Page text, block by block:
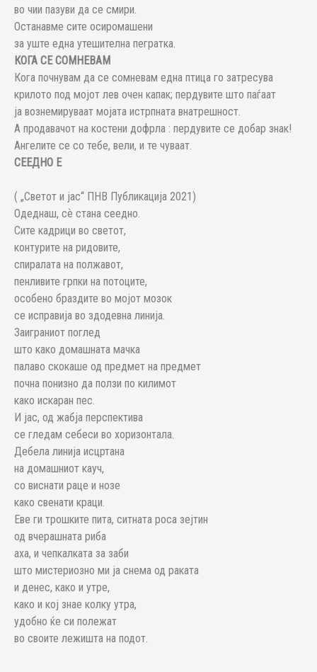
во чии пазуви да се смири.
Останавме сите осиромашени
за уште една утешителна пегратка.
КОГА СЕ СОМНЕВАМ
Кога почнувам да се сомневам една птица го затресува
крилото под мојот лев очен капак; пердувите што паѓаат
ја вознемируваат мојата истрпната внатрешност.
А продавачот на костени дофрла : пердувите се добар знак!
Ангелите се со тебе, вели, и те чуваат.
СЕЕДНО Е
( „Светот и јас“ ПНВ Публикација 2021)
Одеднаш, сѐ стана сеедно.
Сите кадрици во светот,
контурите на ридовите,
спиралата на полжавот,
пенливите грпки на потоците,
особено браздите во мојот мозок
се исправија во здодевна линија.
Заиграниот поглед
што како домашната мачка
палаво скокаше од предмет на предмет
почна понизно да ползи по килимот
како искаран пес.
И јас, од жабја перспектива
се гледам себеси во хоризонтала.
Дебела линија исцртана
на домашниот кауч,
со виснати раце и нозе
како свенати краци.
Еве ги трошките пита, ситната роса зејтин
од вчерашната риба
аха, и чепкалката за заби
што мистериозно ми ја снема од раката
и денес, како и утре,
како и кој знае колку утра,
удобно ќе си полежат
во своите лежишта на подот.